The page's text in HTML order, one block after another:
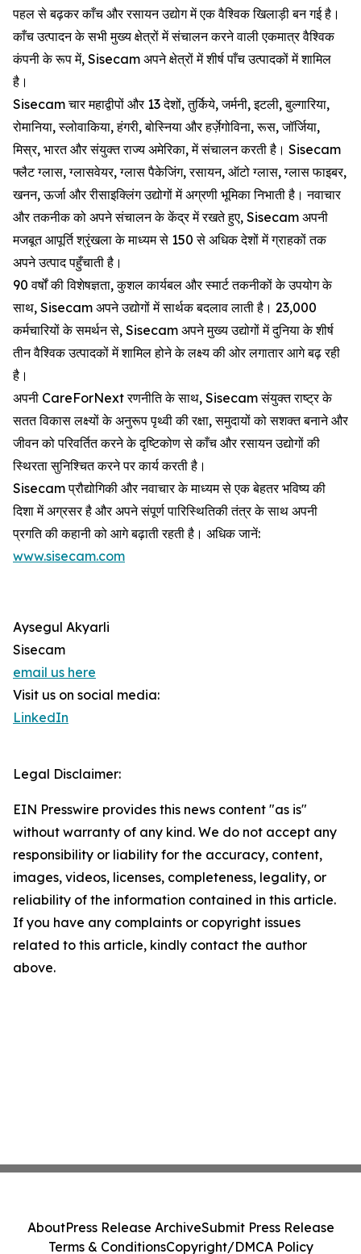
पहल से बढ़कर काँच और रसायन उद्योग में एक वैश्विक खिलाड़ी बन गई है।
काँच उत्पादन के सभी मुख्य क्षेत्रों में संचालन करने वाली एकमात्र वैश्विक
कंपनी के रूप में, Sisecam अपने क्षेत्रों में शीर्ष पाँच उत्पादकों में शामिल
है।
Sisecam चार महाद्वीपों और 13 देशों, तुर्किये, जर्मनी, इटली, बुल्गारिया,
रोमानिया, स्लोवाकिया, हंगरी, बोस्निया और हर्ज़ेगोविना, रूस, जॉर्जिया,
मिस्र, भारत और संयुक्त राज्य अमेरिका, में संचालन करती है। Sisecam
फ्लैट ग्लास, ग्लासवेयर, ग्लास पैकेजिंग, रसायन, ऑटो ग्लास, ग्लास फाइबर,
खनन, ऊर्जा और रीसाइक्लिंग उद्योगों में अग्रणी भूमिका निभाती है। नवाचार
और तकनीक को अपने संचालन के केंद्र में रखते हुए, Sisecam अपनी
मजबूत आपूर्ति श्रृंखला के माध्यम से 150 से अधिक देशों में ग्राहकों तक
अपने उत्पाद पहुँचाती है।
90 वर्षों की विशेषज्ञता, कुशल कार्यबल और स्मार्ट तकनीकों के उपयोग के
साथ, Sisecam अपने उद्योगों में सार्थक बदलाव लाती है। 23,000
कर्मचारियों के समर्थन से, Sisecam अपने मुख्य उद्योगों में दुनिया के शीर्ष
तीन वैश्विक उत्पादकों में शामिल होने के लक्ष्य की ओर लगातार आगे बढ़ रही
है।
अपनी CareForNext रणनीति के साथ, Sisecam संयुक्त राष्ट्र के
सतत विकास लक्ष्यों के अनुरूप पृथ्वी की रक्षा, समुदायों को सशक्त बनाने और
जीवन को परिवर्तित करने के दृष्टिकोण से काँच और रसायन उद्योगों की
स्थिरता सुनिश्चित करने पर कार्य करती है।
Sisecam प्रौद्योगिकी और नवाचार के माध्यम से एक बेहतर भविष्य की
दिशा में अग्रसर है और अपने संपूर्ण पारिस्थितिकी तंत्र के साथ अपनी
प्रगति की कहानी को आगे बढ़ाती रहती है। अधिक जानें:
www.sisecam.com
Aysegul Akyarli
Sisecam
email us here
Visit us on social media:
LinkedIn
Legal Disclaimer:
EIN Presswire provides this news content "as is"
without warranty of any kind. We do not accept any
responsibility or liability for the accuracy, content,
images, videos, licenses, completeness, legality, or
reliability of the information contained in this article.
If you have any complaints or copyright issues
related to this article, kindly contact the author
above.
AboutPress Release ArchiveSubmit Press Release
Terms & ConditionsCopyright/DMCA Policy